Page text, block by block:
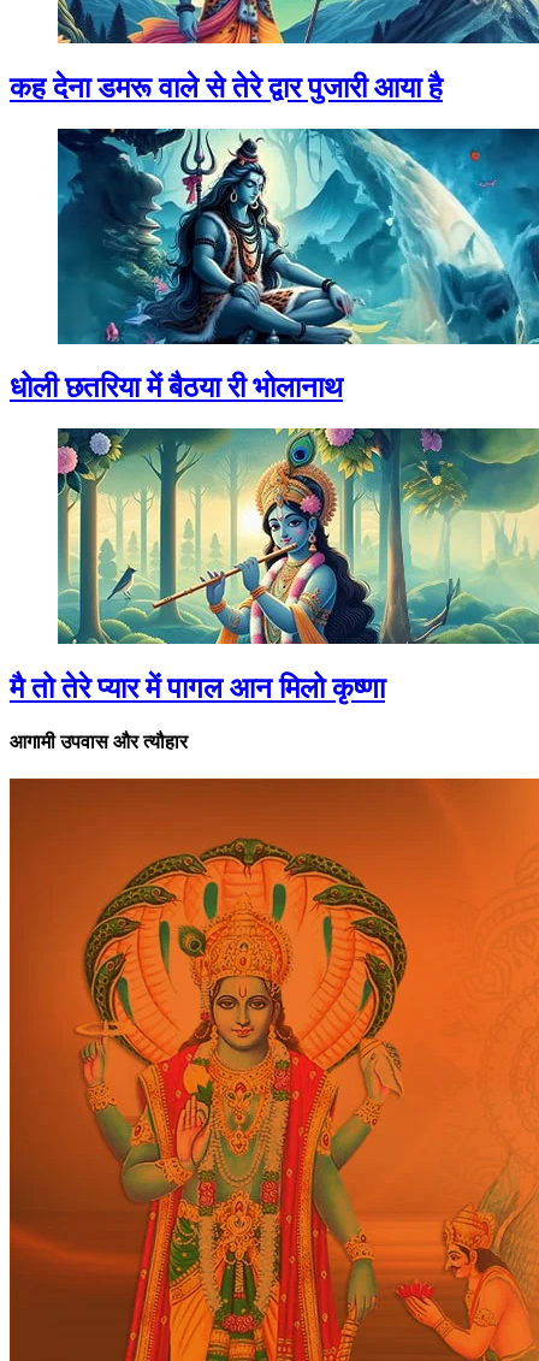
कह देना डमरू वाले से तेरे द्वार पुजारी आया है
धोली छतरिया में बैठया री भोलानाथ
मै तो तेरे प्यार में पागल आन मिलो कृष्णा
आगामी उपवास और त्यौहार